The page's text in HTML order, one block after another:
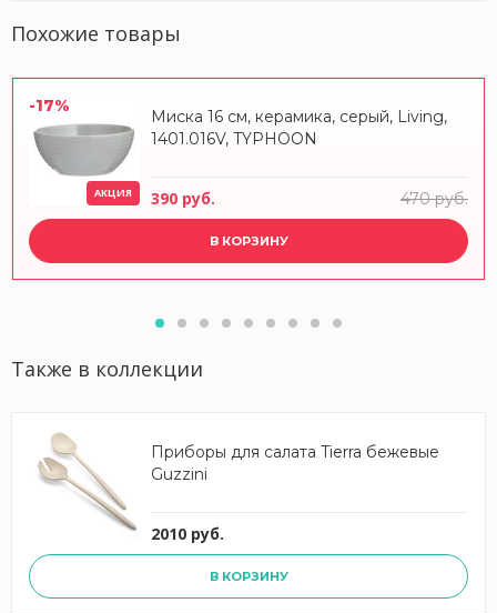
Похожие товары
-17%
АКЦИЯ
Миска 16 см, керамика, серый, Living,
1401.016V, TYPHOON
390 руб. 470 руб.
В КОРЗИНУ
Также в коллекции
Приборы для салата Tierra бежевые
Guzzini
2010 руб.
В КОРЗИНУ